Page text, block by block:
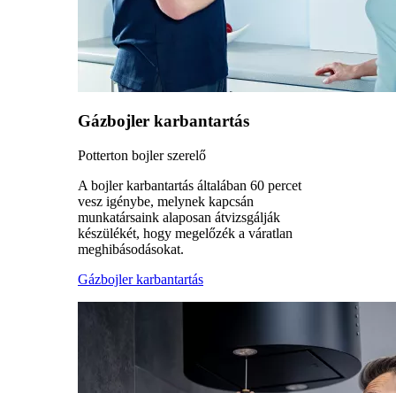
Gázbojler karbantartás
Potterton bojler szerelő
A bojler karbantartás általában 60 percet
vesz igénybe, melynek kapcsán
munkatársaink alaposan átvizsgálják
készülékét, hogy megelőzék a váratlan
meghibásodásokat.
Gázbojler karbantartás